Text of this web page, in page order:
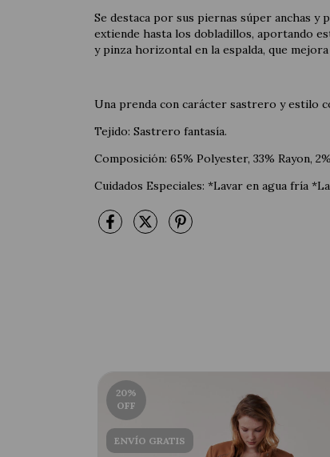
Se destaca por sus piernas súper anchas
extiende hasta los dobladillos, aportando
y pinza horizontal en la espalda, que
Una prenda con carácter sastrero y estilo
Tejido: Sastrero fantasía.
Composición: 65% Polyester, 33% Rayon,
Cuidados Especiales: *Lavar en agua fría
20%
OFF
ENVÍO GRATIS